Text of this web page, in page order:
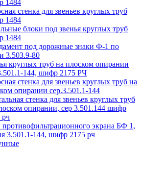
1484
стенка для звеньев круглых труб
1484
блоки под звенья круглых труб
1484
под дорожные знаки Ф-1 по
3.503.9-80
круглых труб на плоском опирании
144, шифр 2175 РЧ
стенка для звеньев круглых труб на
опирании сер.3.501.1-144
стенка для звеньев круглых труб
опирании, сер 3.501.144 шифр
рч
противофильтрационного экрана БФ 1,
3.501.1-144, шифр 2175 рч